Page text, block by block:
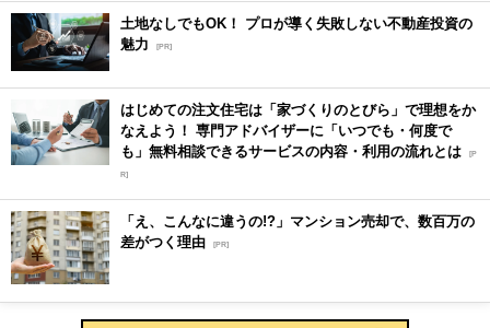
土地なしでもOK！ プロが導く失敗しない不動産投資の
魅力
[PR]
はじめての注文住宅は「家づくりのとびら」で理想をか
なえよう！ 専門アドバイザーに「いつでも・何度で
も」無料相談できるサービスの内容・利用の流れとは [P
R]
「え、こんなに違うの!?」マンション売却で、数百万の
差がつく理由 [PR]